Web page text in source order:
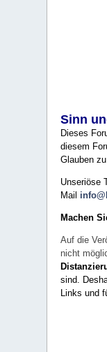
Sinn
Dieses
diesem
Glauben
Unseriöse
Mail
Machen
Auf die
nicht
sind.
Links und